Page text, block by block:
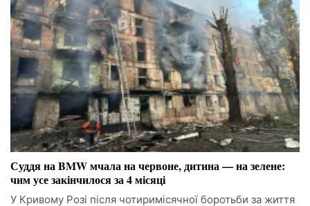
Суддя на BMW мчала на червоне, дитина — на зелене:
чим усе закінчилося за 4 місяці
У Кривому Розі після чотиримісячної боротьби за життя